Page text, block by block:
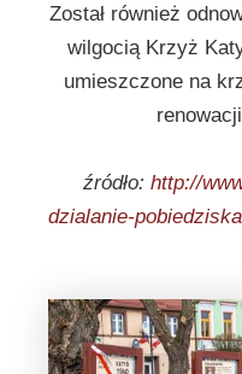
Został również
wilgocią Krzyż
umieszczone na
źródło: http://
dzialanie-